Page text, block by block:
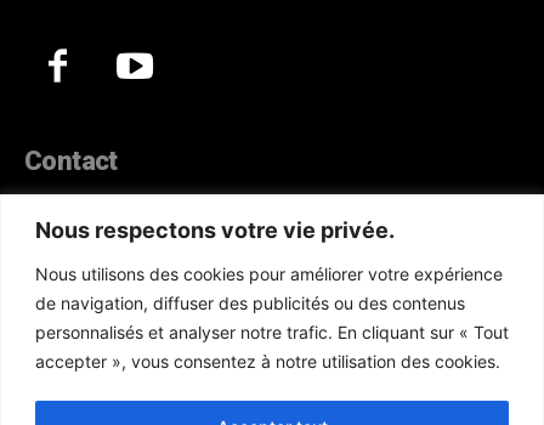
Nous respectons votre vie privée.
Nous utilisons des cookies pour améliorer votre expérience
de navigation, diffuser des publicités ou des contenus
personnalisés et analyser notre trafic. En cliquant sur « Tout
accepter », vous consentez à notre utilisation des cookies.
Contact
Téléphone :(+221) 70 330 86 87‬
WhatsApp : (+33) 6 52 17 85 46
E-mail : redaction@atlanticactu.com
E-mail : commercial@atlanticactu.com
Nous écrire Qui sommes-nous ?